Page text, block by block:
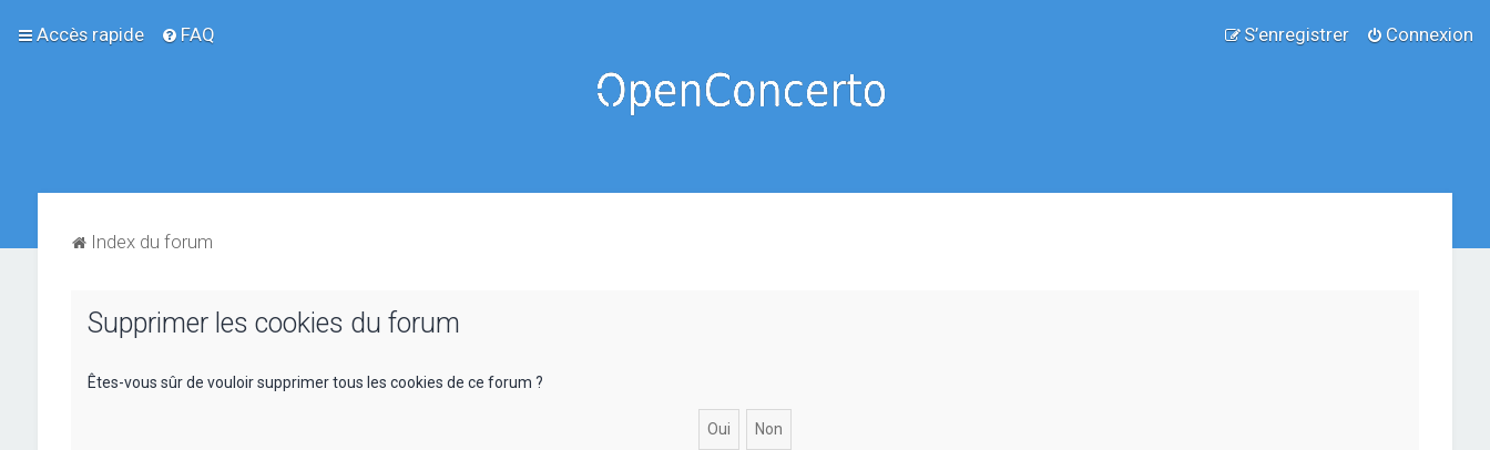
Accès rapide FAQ Connexion
S’enregistrer
Index du forum
Supprimer les cookies du forum
Êtes-vous sûr de vouloir supprimer tous les cookies de ce forum ?